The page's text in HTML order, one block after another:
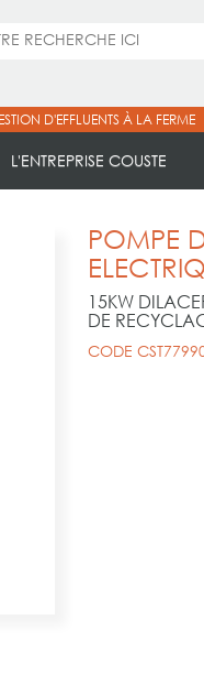
D'EFFLUENTS À LA FERME
L'ENTREPRISE COUSTE
POMPE
15KW
DE
CODE